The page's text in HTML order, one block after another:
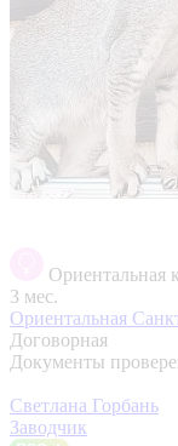
Ориентальная
3 мес.
Ориентальная
Договорная
Документы
Светлана Горбань
Заводчик